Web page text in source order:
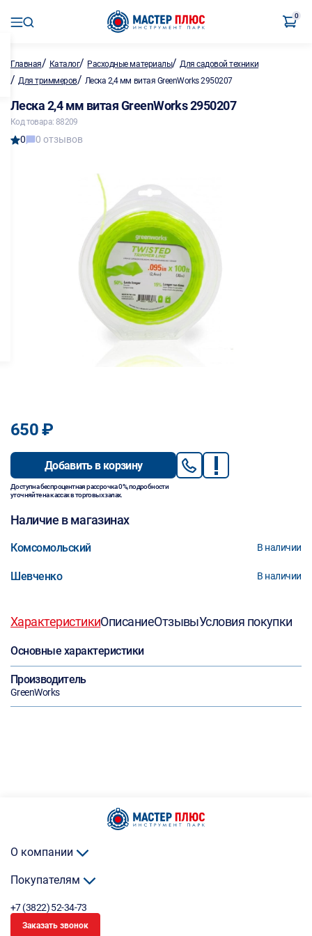
0
Главная/ Каталог/ Расходные материалы/Для садовой техники
/ Для триммеров/ Леска 2,4 мм витая GreenWorks 2950207
Леска 2,4 мм витая GreenWorks 2950207
Код товара: 88209
0 0 отзывов
650 ₽
Добавить в корзину
Доступна беспроцентная рассрочка 0%, подробности
уточняйте на кассах в торговых залах.
Наличие в магазинах
Комсомольский В наличии
Шевченко В наличии
ХарактеристикиОписаниеОтзывыУсловия покупки
Основные характеристики
Производитель
GreenWorks
О компании
Покупателям
+7 (3822) 52-34-73
Заказать звонок